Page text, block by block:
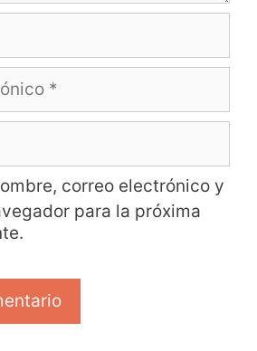
correo electrónico y
para la próxima